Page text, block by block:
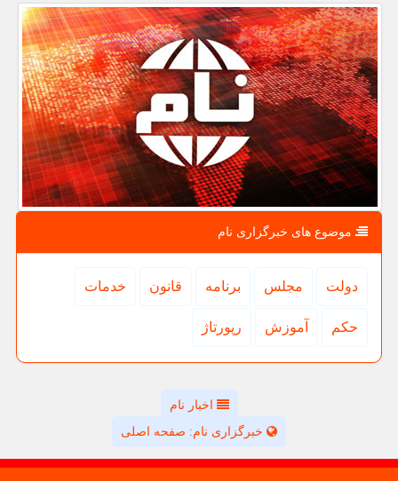
موضوع های خبرگزاری نام
دولت مجلس برنامه قانون خدمات
حكم آموزش رپورتاژ
اخبار نام
خبرگزاری نام: صفحه اصلی